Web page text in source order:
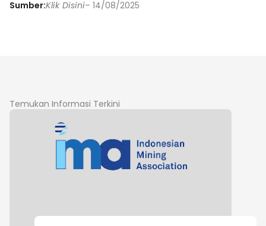
Sumber:Klik Disini– 14/08/2025
Temukan Informasi Terkini